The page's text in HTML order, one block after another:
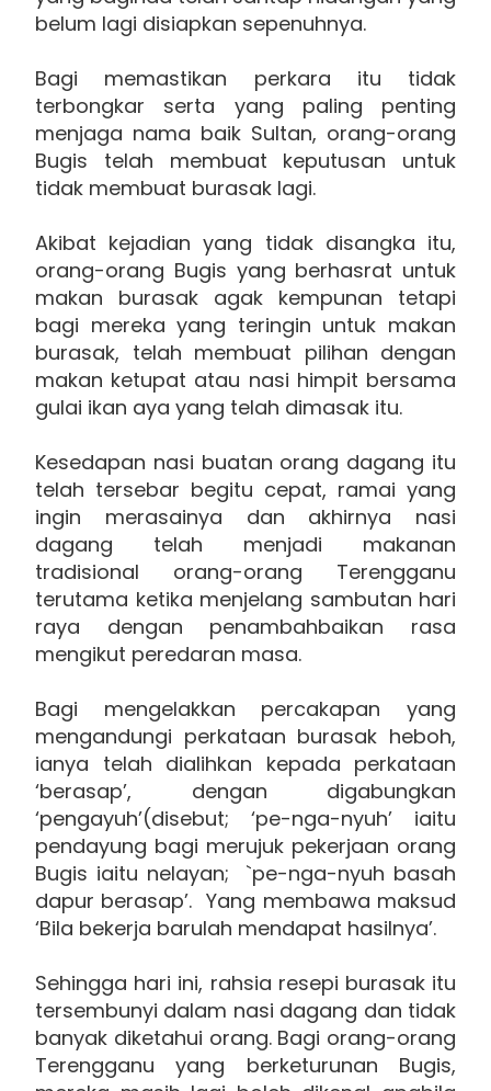
belum lagi disiapkan sepenuhnya.
Bagi memastikan perkara itu tidak
terbongkar serta yang paling penting
menjaga nama baik Sultan, orang-orang
Bugis telah membuat keputusan untuk
tidak membuat burasak lagi.
Akibat kejadian yang tidak disangka itu,
orang-orang Bugis yang berhasrat untuk
makan burasak agak kempunan tetapi
bagi mereka yang teringin untuk makan
burasak, telah membuat pilihan dengan
makan ketupat atau nasi himpit bersama
gulai ikan aya yang telah dimasak itu.
Kesedapan nasi buatan orang dagang itu
telah tersebar begitu cepat, ramai yang
ingin merasainya dan akhirnya nasi
dagang telah menjadi makanan
tradisional orang-orang Terengganu
terutama ketika menjelang sambutan hari
raya dengan penambahbaikan rasa
mengikut peredaran masa.
Bagi mengelakkan percakapan yang
mengandungi perkataan burasak heboh,
ianya telah dialihkan kepada perkataan
‘berasap’, dengan digabungkan
‘pengayuh’(disebut; ‘pe-nga-nyuh’ iaitu
pendayung bagi merujuk pekerjaan orang
Bugis iaitu nelayan; `pe-nga-nyuh basah
dapur berasap’. Yang membawa maksud
‘Bila bekerja barulah mendapat hasilnya’.
Sehingga hari ini, rahsia resepi burasak itu
tersembunyi dalam nasi dagang dan tidak
banyak diketahui orang. Bagi orang-orang
Terengganu yang berketurunan Bugis,